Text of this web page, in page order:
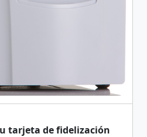
tarjeta de fidelización